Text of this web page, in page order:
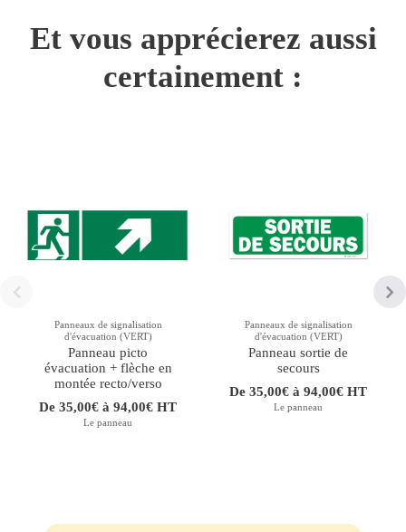
Et vous apprécierez aussi
certainement :
Panneaux de signalisation
d'évacuation (VERT)
Panneau picto
évacuation + flèche en
montée recto/verso
De 35,00€ à 94,00€ HT
Le panneau
Panneaux de signalisation
d'évacuation (VERT)
Panneau sortie de
secours
De 35,00€ à 94,00€ HT
Le panneau